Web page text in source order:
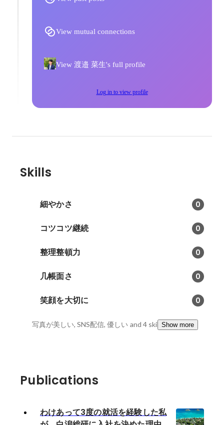
View mutual connections
View 渡邉 菜生's full profile
Log in to view profile
Skills
細やかさ 0
コツコツ継続 0
整理整頓力 0
几帳面さ 0
笑顔を大切に 0
写真が美しい, SNS配信, 優しい and 4 skillsShow more
Publications
わけあって3度の就活を経験した私